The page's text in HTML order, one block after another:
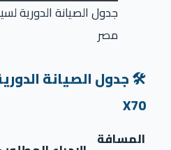
مصر
X70
المسافة